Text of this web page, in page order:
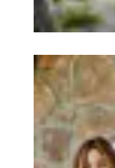
Loading image...